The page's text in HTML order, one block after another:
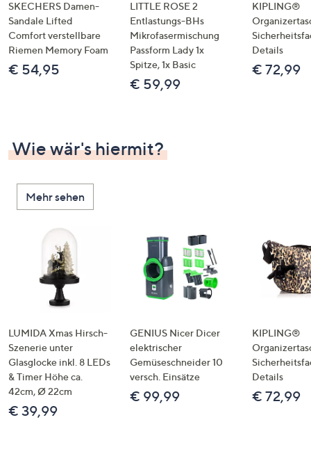
SKECHERS Damen-
Sandale Lifted
Comfort verstellbare
Riemen Memory Foam
€ 54,95
LITTLE ROSE 2
Entlastungs-BHs
Mikrofasermischung
Passform Lady 1x
Spitze, 1x Basic
€ 59,99
KIPLING®
Details
€ 72,99
Wie wär's hiermit?
Mehr sehen
LUMIDA Xmas Hirsch-
Szenerie unter
Glasglocke inkl. 8 LEDs
& Timer Höhe ca.
42cm, Ø 22cm
€ 39,99
GENIUS Nicer Dicer
elektrischer
Gemüseschneider 10
versch. Einsätze
€ 99,99
KIPLING®
Details
€ 72,99